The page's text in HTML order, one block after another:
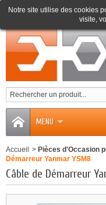
MENU
Notre site utilise des cookies
visite,
Accueil > Pièces d'Occasion
Démarreur Yanmar YSM8
Câble de Démarreur